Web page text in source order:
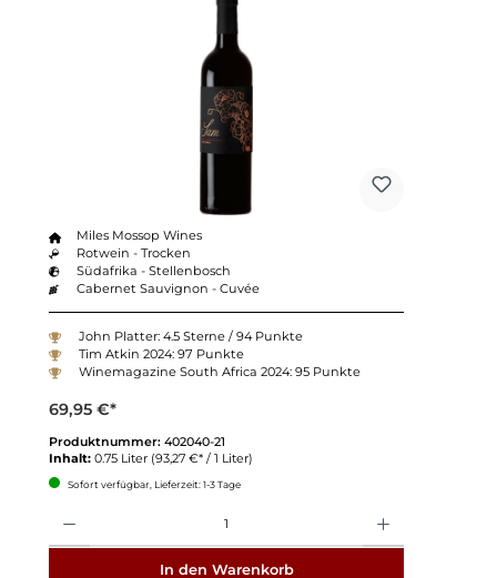
Miles Mossop Wines
Rotwein - Trocken
Südafrika - Stellenbosch
Cabernet Sauvignon - Cuvée
John Platter: 4.5 Sterne / 94 Punkte
Tim Atkin 2024: 97 Punkte
Winemagazine South Africa 2024: 95 Punkte
69,95 €*
Produktnummer: 402040-21
Inhalt: 0.75 Liter (93,27 €* / 1 Liter)
Sofort verfügbar, Lieferzeit: 1-3 Tage
In den Warenkorb